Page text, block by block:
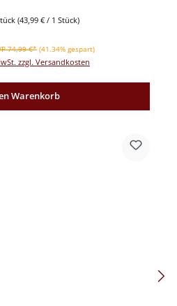
(43,99 € / 1 Stück)
Preis:
74,99 €* (41.34% gespart)
zzgl. Versandkosten
Warenkorb